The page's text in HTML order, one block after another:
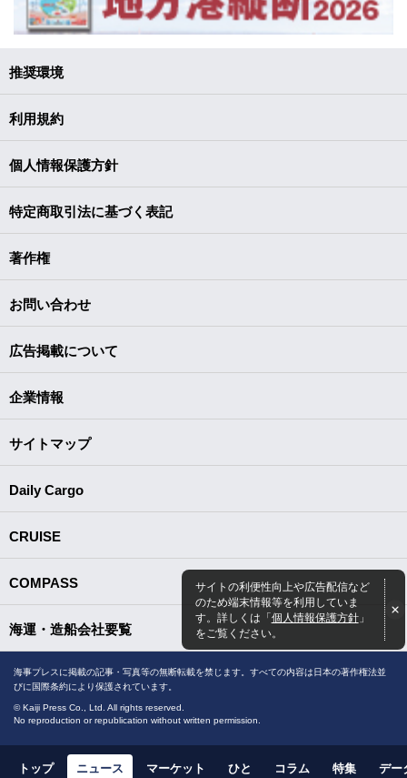
サイトの利便性向上や広告配信など
のため端末情報等を利用していま
す。詳しくは「個人情報保護方針」
をご覧ください。
推奨環境
利用規約
個人情報保護方針
特定商取引法に基づく表記
著作権
お問い合わせ
広告掲載について
企業情報
サイトマップ
Daily Cargo
CRUISE
COMPASS
海運・造船会社要覧
海事プレスに掲載の記事・写真等の無断転載を禁じます。すべての内容は日本の著作権法並
びに国際条約により保護されています。
© Kaiji Press Co., Ltd. All rights reserved.
No reproduction or republication without written permission.
トップ ニュース マーケット ひと コラム 特集 デー